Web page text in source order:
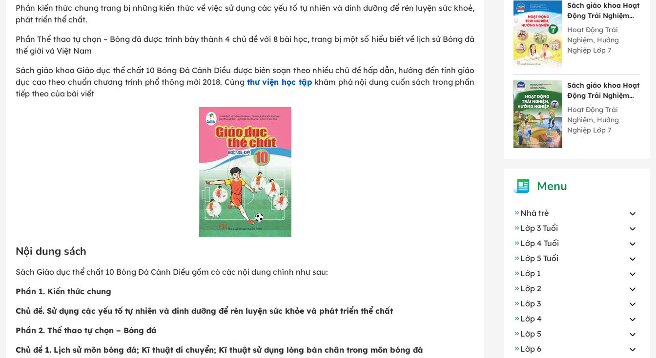
Phần kiến thức chung trang bị những kiến thức về việc sử dụng các yếu tố tự nhiên và dinh dưỡng để rèn luyện sức khoẻ,
phát triển thể chất.
Phần Thể thao tự chọn – Bóng đá được trình bày thành 4 chủ đề với 8 bài học, trang bị một số hiểu biết về lịch sử Bóng đá
thế giới và Việt Nam
Sách giáo khoa Giáo dục thể chất 10 Bóng Đá Cánh Diều được biên soạn theo nhiều chủ đề hấp dẫn, hướng đến tính giáo
dục cao theo chuẩn chương trình phổ thông mới 2018. Cùng thư viện học tập khám phá nội dung cuốn sách trong phần
tiếp theo của bài viết
Nội dung sách
Sách Giáo dục thể chất 10 Bóng Đá Cánh Diều gồm có các nội dung chính như sau:
Phần 1. Kiến thức chung
Chủ đề. Sử dụng các yếu tố tự nhiên và dinh dưỡng để rèn luyện sức khỏe và phát triển thể chất
Phần 2. Thể thao tự chọn – Bóng đá
Chủ đề 1. Lịch sử môn bóng đá; Kĩ thuật di chuyển; Kĩ thuật sử dụng lòng bàn chân trong môn bóng đá
Sách giáo khoa Hoạt
Động Trải Nghiệm
Hướng Nghiệp lớp 7
bản 2 Chân Trời
Sáng Tạo
Hoạt Động Trải
Nghiệm, Hướng
Nghiệp Lớp 7
Sách giáo khoa Hoạt
Động Trải Nghiệm
Hướng Nghiệp lớp 7
bản 1 Chân Trời
Sáng Tạo
Hoạt Động Trải
Nghiệm, Hướng
Nghiệp Lớp 7
Menu
Nhà trẻ
Lớp 3 Tuổi
Lớp 4 Tuổi
Lớp 5 Tuổi
Lớp 1
Lớp 2
Lớp 3
Lớp 4
Lớp 5
Lớp 6